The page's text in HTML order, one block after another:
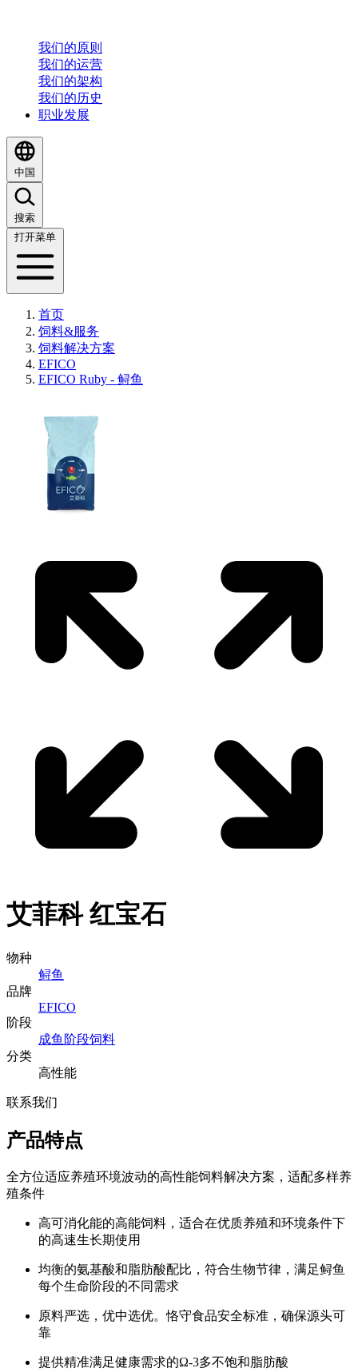
我们的原则
我们的运营
我们的架构
我们的历史
职业发展
中国
搜索
打开菜单
首页
饲料&服务
饲料解决方案
EFICO
EFICO Ruby - 鲟鱼
艾菲科 红宝石
物种
鲟鱼
品牌
EFICO
阶段
成鱼阶段饲料
分类
高性能
联系我们
产品特点
全方位适应养殖环境波动的高性能饲料解决方案，适配多样养
殖条件
高可消化能的高能饲料，适合在优质养殖和环境条件下
的高速生长期使用
均衡的氨基酸和脂肪酸配比，符合生物节律，满足鲟鱼
每个生命阶段的不同需求
原料严选，优中选优。恪守食品安全标准，确保源头可
靠
提供精准满足健康需求的Ω-3多不饱和脂肪酸